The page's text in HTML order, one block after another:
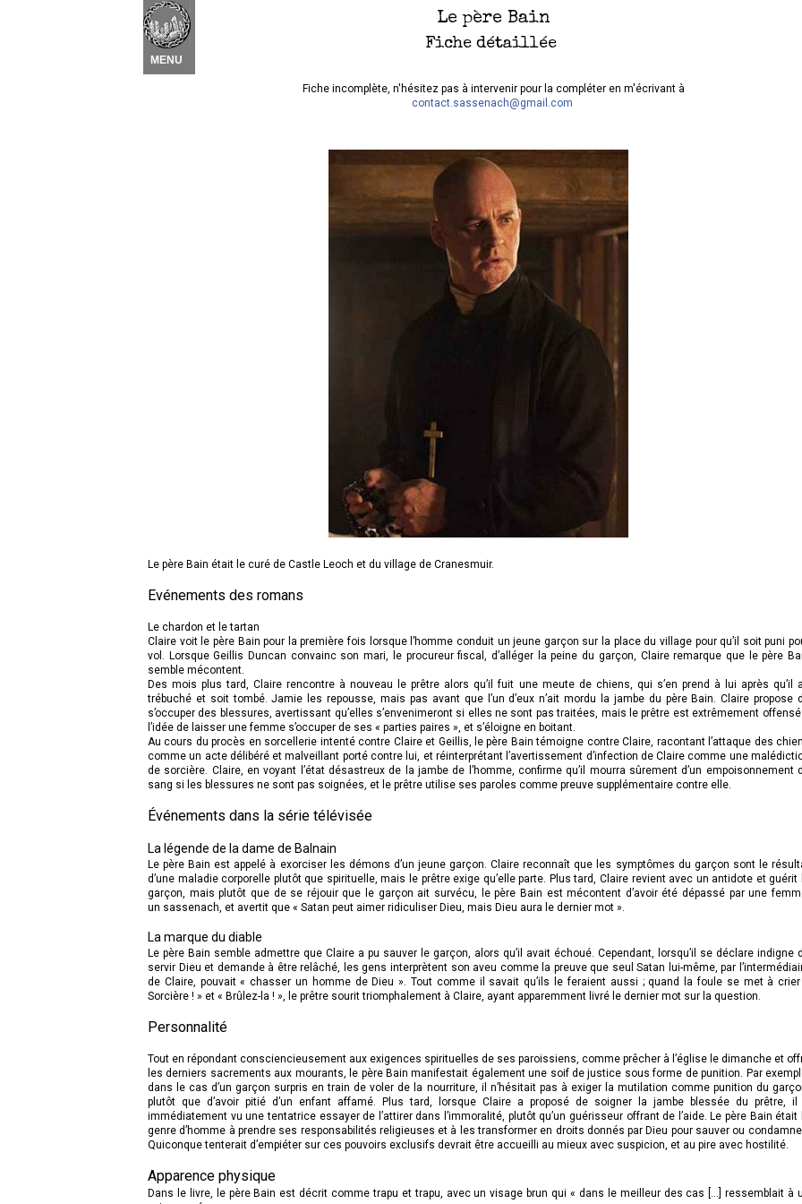
MENU
Nouvel élément
Le père Bain était le curé de Castle Leoch et du village de Cranesmuir.
Evénements des romans
Le chardon et le tartan
Claire voit le père Bain pour la première fois lorsque l’homme conduit un jeune garçon sur la place du village pour qu’il soit puni
vol. Lorsque Geillis Duncan convainc son mari, le procureur fiscal, d’alléger la peine du garçon, Claire remarque que le père
semble mécontent.
Des mois plus tard, Claire rencontre à nouveau le prêtre alors qu’il fuit une meute de chiens, qui s’en prend à lui après qu’il
trébuché et soit tombé. Jamie les repousse, mais pas avant que l’un d’eux n’ait mordu la jambe du père Bain. Claire propose
s’occuper des blessures, avertissant qu’elles s’envenimeront si elles ne sont pas traitées, mais le prêtre est extrêmement offensé
l’idée de laisser une femme s’occuper de ses « parties paires », et s’éloigne en boitant.
Au cours du procès en sorcellerie intenté contre Claire et Geillis, le père Bain témoigne contre Claire, racontant l’attaque des
comme un acte délibéré et malveillant porté contre lui, et réinterprétant l’avertissement d’infection de Claire comme une
de sorcière. Claire, en voyant l’état désastreux de la jambe de l’homme, confirme qu’il mourra sûrement d’un empoisonnement
sang si les blessures ne sont pas soignées, et le prêtre utilise ses paroles comme preuve supplémentaire contre elle.
Événements dans la série télévisée
La légende de la dame de Balnain
Le père Bain est appelé à exorciser les démons d’un jeune garçon. Claire reconnaît que les symptômes du garçon sont le
d’une maladie corporelle plutôt que spirituelle, mais le prêtre exige qu’elle parte. Plus tard, Claire revient avec un antidote et guérit
garçon, mais plutôt que de se réjouir que le garçon ait survécu, le père Bain est mécontent d’avoir été dépassé par une
un sassenach, et avertit que « Satan peut aimer ridiculiser Dieu, mais Dieu aura le dernier mot ».
La marque du diable
Le père Bain semble admettre que Claire a pu sauver le garçon, alors qu’il avait échoué. Cependant, lorsqu’il se déclare indigne
servir Dieu et demande à être relâché, les gens interprètent son aveu comme la preuve que seul Satan lui-même, par
de Claire, pouvait « chasser un homme de Dieu ». Tout comme il savait qu’ils le feraient aussi ; quand la foule se met à crier
Sorcière ! » et « Brûlez-la ! », le prêtre sourit triomphalement à Claire, ayant apparemment livré le dernier mot sur la question.
Personnalité
Tout en répondant consciencieusement aux exigences spirituelles de ses paroissiens, comme prêcher à l’église le dimanche et
les derniers sacrements aux mourants, le père Bain manifestait également une soif de justice sous forme de punition. Par
dans le cas d’un garçon surpris en train de voler de la nourriture, il n’hésitait pas à exiger la mutilation comme punition du
plutôt que d’avoir pitié d’un enfant affamé. Plus tard, lorsque Claire a proposé de soigner la jambe blessée du prêtre, il
immédiatement vu une tentatrice essayer de l’attirer dans l’immoralité, plutôt qu’un guérisseur offrant de l’aide. Le père Bain était
genre d’homme à prendre ses responsabilités religieuses et à les transformer en droits donnés par Dieu pour sauver ou
Quiconque tenterait d’empiéter sur ces pouvoirs exclusifs devrait être accueilli au mieux avec suspicion, et au pire avec hostilité.
Apparence physique
Dans le livre, le père Bain est décrit comme trapu et trapu, avec un visage brun qui « dans le meilleur des cas [...] ressemblait à
Le père Bain
Fiche détaillée
Fiche incomplète, n'hésitez pas à intervenir pour la compléter en m'écrivant à
contact.sassenach@gmail.com